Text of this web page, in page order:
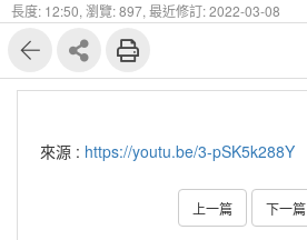
長度: 12:50, 瀏覽: 897, 最近修訂: 2022-03-08
來源 : https://youtu.be/3-pSK5k288Y
上一篇 下一篇